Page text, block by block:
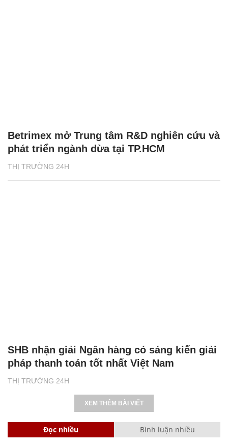
THỊ TRƯỜNG 24H
Betrimex mở Trung tâm R&D nghiên cứu và
phát triển ngành dừa tại TP.HCM
THỊ TRƯỜNG 24H
SHB nhận giải Ngân hàng có sáng kiến giải
pháp thanh toán tốt nhất Việt Nam
XEM THÊM BÀI VIẾT
Đọc nhiều Bình luận nhiều